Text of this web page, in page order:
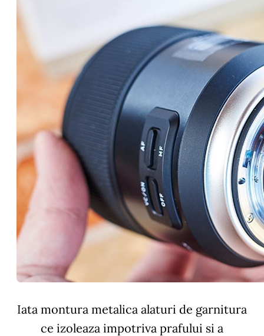
Iata montura metalica alaturi de garnitura
ce izoleaza impotriva prafului si a